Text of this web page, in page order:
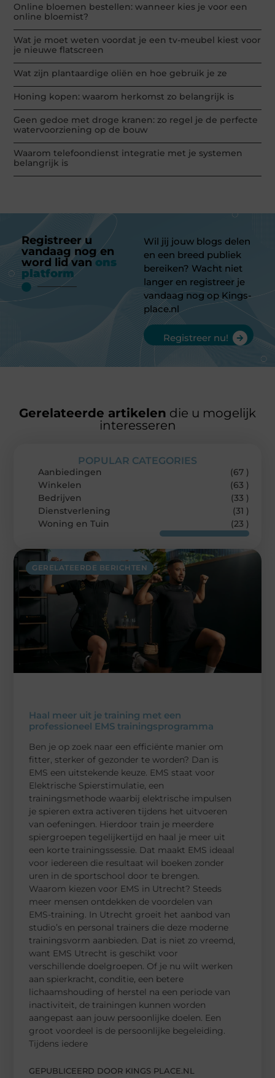
Online bloemen bestellen: wanneer kies je voor een
online bloemist?
Wat je moet weten voordat je een tv-meubel kiest voor
je nieuwe flatscreen
Wat zijn plantaardige oliën en hoe gebruik je ze
Honing kopen: waarom herkomst zo belangrijk is
Geen gedoe met droge kranen: zo regel je de perfecte
watervoorziening op de bouw
Waarom telefoondienst integratie met je systemen
belangrijk is
Registreer u
vandaag nog en
word lid van ons
platform
Wil jij jouw blogs delen
en een breed publiek
bereiken? Wacht niet
langer en registreer je
vandaag nog op Kings-
place.nl
Registreer nu!
Gerelateerde artikelen die u mogelijk
interesseren
GERELATEERDE BERICHTEN
Haal meer uit je training met een
professioneel EMS trainingsprogramma
Ben je op zoek naar een efficiënte manier om
fitter, sterker of gezonder te worden? Dan is
EMS een uitstekende keuze. EMS staat voor
Elektrische Spierstimulatie, een
trainingsmethode waarbij elektrische impulsen
je spieren extra activeren tijdens het uitvoeren
van oefeningen. Hierdoor train je meerdere
spiergroepen tegelijkertijd en haal je meer uit
een korte trainingssessie. Dat maakt EMS ideaal
voor iedereen die resultaat wil boeken zonder
uren in de sportschool door te brengen.
Waarom kiezen voor EMS in Utrecht? Steeds
meer mensen ontdekken de voordelen van
EMS-training. In Utrecht groeit het aanbod van
studio’s en personal trainers die deze moderne
trainingsvorm aanbieden. Dat is niet zo vreemd,
want EMS Utrecht is geschikt voor
verschillende doelgroepen. Of je nu wilt werken
aan spierkracht, conditie, een betere
lichaamshouding of herstel na een periode van
inactiviteit, de trainingen kunnen worden
aangepast aan jouw persoonlijke doelen. Een
groot voordeel is de persoonlijke begeleiding.
Tijdens iedere
GEPUBLICEERD DOOR KINGS PLACE.NL
POPULAR CATEGORIES
Aanbiedingen
(67 )
Winkelen
(63 )
Bedrijven
(33 )
Dienstverlening
(31 )
Woning en Tuin
(23 )